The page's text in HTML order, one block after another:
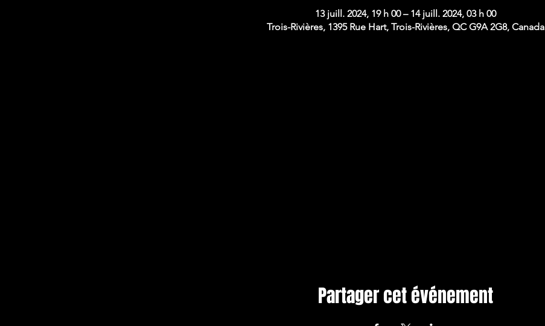
13 juill. 2024, 19 h 00 – 14 juill. 2024, 03 h 00
Trois-Rivières, 1395 Rue Hart, Trois-Rivières, QC G9A 2G8, Canada
Partager cet événement